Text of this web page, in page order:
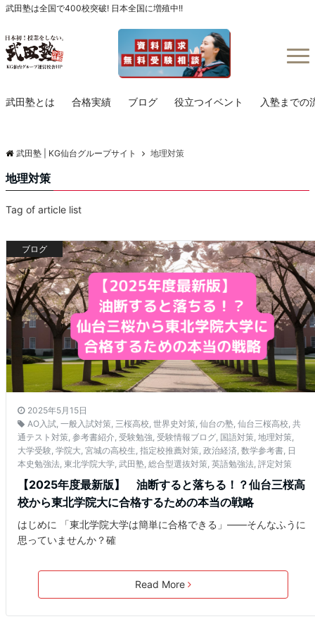
武田塾は全国で400校突破! 日本全国に増殖中!!
武田塾とは 合格実績 ブログ 役立つイベント 入塾までの
武田塾 | KG仙台グループサイト 地理対策
地理対策
Tag of article list
ブログ
2025年5月15日
AO入試, 一般入試対策, 三桜高校, 世界史対策, 仙台の塾, 仙台三桜高校, 共
通テスト対策, 参考書紹介, 受験勉強, 受験情報ブログ, 国語対策, 地理対策,
大学受験, 学院大, 宮城の高校生, 指定校推薦対策, 政治経済, 数学参考書, 日
本史勉強法, 東北学院大学, 武田塾, 総合型選抜対策, 英語勉強法, 評定対策
【2025年度最新版】 油断すると落ちる！？仙台三桜高
校から東北学院大に合格するための本当の戦略
はじめに 「東北学院大学は簡単に合格できる」――そんなふうに
思っていませんか？確
Read More